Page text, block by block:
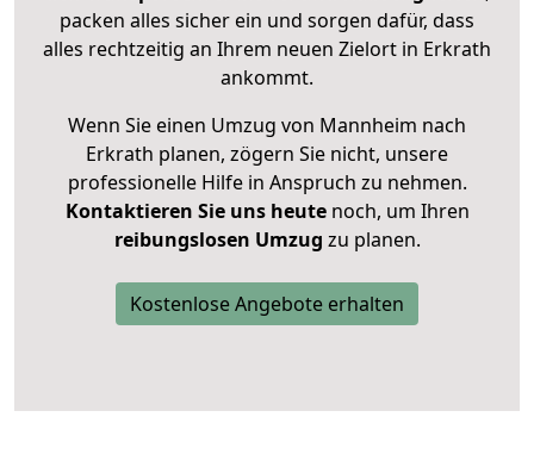
packen alles sicher ein und sorgen dafür, dass
alles rechtzeitig an Ihrem neuen Zielort in Erkrath
ankommt.
Wenn Sie einen Umzug von Mannheim nach
Erkrath planen, zögern Sie nicht, unsere
professionelle Hilfe in Anspruch zu nehmen.
Kontaktieren Sie uns heutenoch, um Ihren
reibungslosen Umzug zu planen.
Kostenlose Angebote erhalten